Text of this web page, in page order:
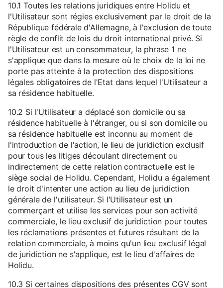
10.1 Toutes les relations juridiques entre Holidu et
l'Utilisateur sont régies exclusivement par le droit de la
République fédérale d'Allemagne, à l'exclusion de toute
règle de conflit de lois du droit international privé. Si
l'Utilisateur est un consommateur, la phrase 1 ne
s'applique que dans la mesure où le choix de la loi ne
porte pas atteinte à la protection des dispositions
légales obligatoires de l'Etat dans lequel l'Utilisateur a
sa résidence habituelle.
10.2 Si l'Utilisateur a déplacé son domicile ou sa
résidence habituelle à l'étranger, ou si son domicile ou
sa résidence habituelle est inconnu au moment de
l'introduction de l'action, le lieu de juridiction exclusif
pour tous les litiges découlant directement ou
indirectement de cette relation contractuelle est le
siège social de Holidu. Cependant, Holidu a également
le droit d'intenter une action au lieu de juridiction
générale de l'utilisateur. Si l'Utilisateur est un
commerçant et utilise les services pour son activité
commerciale, le lieu exclusif de juridiction pour toutes
les réclamations présentes et futures résultant de la
relation commerciale, à moins qu'un lieu exclusif légal
de juridiction ne s'applique, est le lieu d'affaires de
Holidu.
10.3 Si certaines dispositions des présentes CGV sont